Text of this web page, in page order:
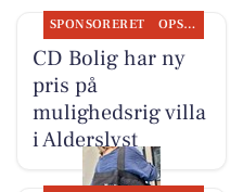
SPONSORERET OPSLAGSTAVLEN
CD Bolig har ny
pris på
mulighedsrig villa
i Alderslyst